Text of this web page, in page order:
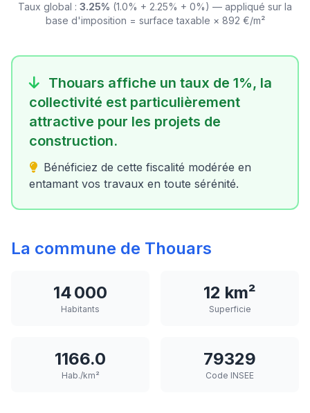
Taux global : 3.25% (1.0% + 2.25% + 0%) — appliqué sur la
base d'imposition = surface taxable × 892 €/m²
Thouars affiche un taux de 1%, la
collectivité est particulièrement
attractive pour les projets de
construction.
Bénéficiez de cette fiscalité modérée en
entamant vos travaux en toute sérénité.
La commune de Thouars
14 000
Habitants
12 km²
Superficie
1166.0
Hab./km²
79329
Code INSEE